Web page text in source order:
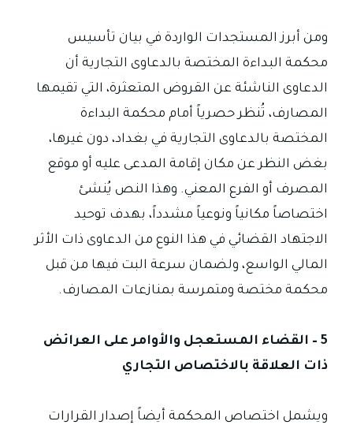
ومن أبرز المستجدات الواردة في بيان تأسيس
محكمة البداءة المختصة بالدعاوى التجارية أن
الدعاوى الناشئة عن القروض المتعثرة، التي تقيمها
المصارف، تُنظر حصرياً أمام محكمة البداءة
المختصة بالدعاوى التجارية في بغداد، دون غيرها،
بغض النظر عن مكان إقامة المدعى عليه أو موقع
المصرف أو الفرع المعني. وهذا النص يُنشئ
اختصاصاً مكانياً ونوعياً مشدداً، بهدف توحيد
الاجتهاد القضائي في هذا النوع من الدعاوى ذات الأثر
المالي الواسع، ولضمان سرعة البت فيها من قبل
محكمة مختصة ومتمرسة بمنازعات المصارف.
5 – القضاء المستعجل والأوامر على العرائض
ذات العلاقة بالاختصاص التجاري
ويشمل اختصاص المحكمة أيضاً إصدار القرارات